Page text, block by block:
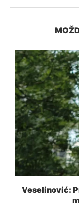
Veselinović: